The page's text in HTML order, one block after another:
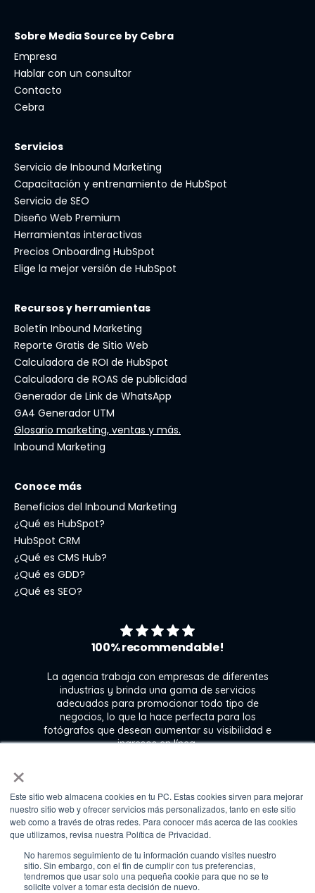
×
Este sitio web almacena cookies en tu PC. Estas cookies sirven para mejorar
nuestro sitio web y ofrecer servicios más personalizados, tanto en este sitio
web como a través de otras redes. Para conocer más acerca de las cookies
que utilizamos, revisa nuestra Política de Privacidad.
No haremos seguimiento de tu información cuando visites nuestro
sitio. Sin embargo, con el fin de cumplir con tus preferencias,
tendremos que usar solo una pequeña cookie para que no se te
solicite volver a tomar esta decisión de nuevo.
Sobre Media Source by Cebra
Empresa
Hablar con un consultor
Contacto
Cebra
Servicios
Servicio de Inbound Marketing
Capacitación y entrenamiento de HubSpot
Servicio de SEO
Diseño Web Premium
Herramientas interactivas
Precios Onboarding HubSpot
Elige la mejor versión de HubSpot
Recursos y herramientas
Boletín Inbound Marketing
Reporte Gratis de Sitio Web
Calculadora de ROI de HubSpot
Calculadora de ROAS de publicidad
Generador de Link de WhatsApp
GA4 Generador UTM
Glosario marketing, ventas y más.
Inbound Marketing
Conoce más
Beneficios del Inbound Marketing
¿Qué es HubSpot?
HubSpot CRM
¿Qué es CMS Hub?
¿Qué es GDD?
¿Qué es SEO?
100% recommendable!
La agencia trabaja con empresas de diferentes
industrias y brinda una gama de servicios
adecuados para promocionar todo tipo de
negocios, lo que la hace perfecta para los
fotógrafos que desean aumentar su visibilidad e
ingresos en línea.
Kate Gross
Marketing & graphic design assistant at
Fixthephoto